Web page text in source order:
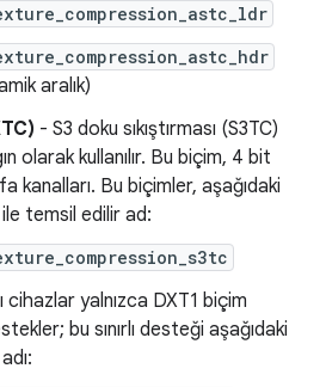
aralık)
- S3 doku sıkıştırması (S3TC)
olarak kullanılır. Bu biçim, 4 bit
kanalları. Bu biçimler, aşağıdaki
ile temsil edilir ad:
cihazlar yalnızca DXT1 biçim
bu sınırlı desteği aşağıdaki